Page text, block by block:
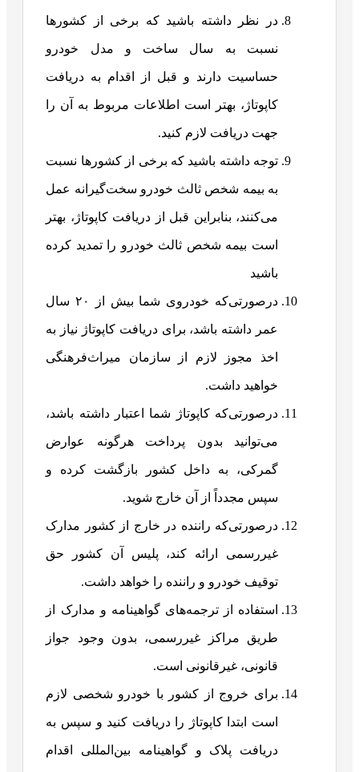
در نظر داشته باشید که برخی از کشورها
نسبت به سال ساخت و مدل خودرو
حساسیت دارند و قبل از اقدام به دریافت
کاپوتاژ، بهتر است اطلاعات مربوط به آن را
جهت دریافت لازم کنید.
توجه داشته باشید که برخی از کشورها نسبت
به بیمه شخص ثالث خودرو سخت‌گیرانه عمل
می‌کنند، بنابراین قبل از دریافت کاپوتاژ، بهتر
است بیمه شخص ثالث خودرو را تمدید کرده
باشید
درصورتی‌که خودروی شما بیش از ۲۰ سال
عمر داشته باشد، برای دریافت کاپوتاژ نیاز به
اخذ مجوز لازم از سازمان میراث‌فرهنگی
خواهید داشت.
درصورتی‌که کاپوتاژ شما اعتبار داشته باشد،
می‌توانید بدون پرداخت هرگونه عوارض
گمرکی، به داخل کشور بازگشت کرده و
سپس مجدداً از آن خارج شوید.
درصورتی‌که راننده در خارج از کشور مدارک
غیررسمی ارائه کند، پلیس آن کشور حق
توقیف خودرو و راننده را خواهد داشت.
استفاده از ترجمه‌های گواهینامه و مدارک از
طریق مراکز غیررسمی، بدون وجود جواز
قانونی، غیرقانونی است.
برای خروج از کشور با خودرو شخصی لازم
است ابتدا کاپوتاژ را دریافت کنید و سپس به
دریافت پلاک و گواهینامه بین‌المللی اقدام